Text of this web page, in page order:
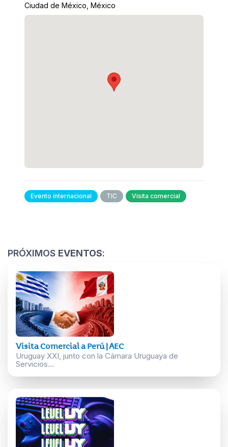
PRÓXIMOS EVENTOS:
Visita Comercial a Perú | AEC
Uruguay XXI, junto con la Cámara Uruguaya de
Servicios...
Ciudad de México, México
Evento internacional TIC Visita comercial